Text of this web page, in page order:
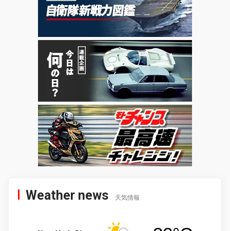
Weather news 天気情報